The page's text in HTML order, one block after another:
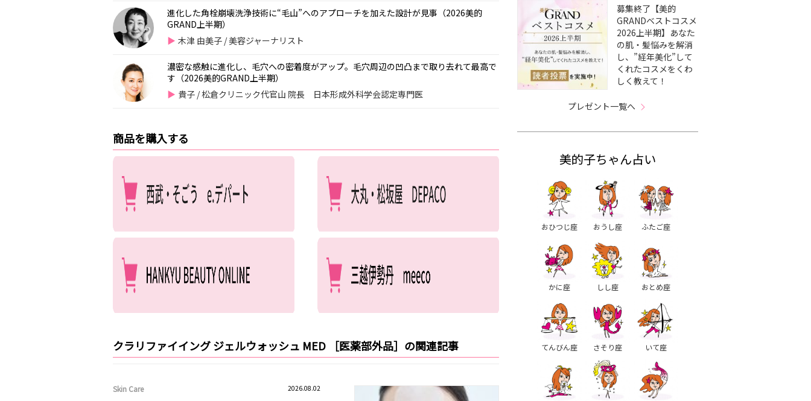
進化した角栓崩壊洗浄技術に“毛山”へのアプローチを加えた設計が見事（2026美的
GRAND上半期）
木津 由美子 / 美容ジャーナリスト
濃密な感触に進化し、毛穴への密着度がアップ。毛穴周辺の凹凸まで取り去れて最高で
す（2026美的GRAND上半期）
貴子 / 松倉クリニック代官山 院長 日本形成外科学会認定専門医
商品を購入する
クラリファイイング ジェルウォッシュ MED ［医薬部外品］の関連記事
Skin Care 2026.08.02
募集終了【美的
GRANDベストコスメ
2026上半期】あなた
の肌・髪悩みを解消
し、”経年美化”して
くれたコスメをくわ
しく教えて！
プレゼント一覧へ
美的子ちゃん占い
おひつじ座 おうし座 ふたご座
かに座 しし座 おとめ座
てんびん座 さそり座 いて座